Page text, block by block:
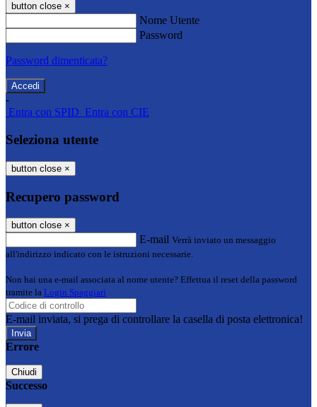
button close ×
Nome Utente
Password
Password dimenticata?
-
Entra con SPID Entra con CIE
Seleziona utente
button close ×
Recupero password
button close ×
E-mail Verrà inviato un messaggio
all'indirizzo indicato con le istruzioni necessarie.
Non hai una e-mail associata al nome utente? Effettua il reset della password
tramite la Login Spaggiari
E-mail inviata, si prega di controllare la casella di posta elettronica!
Errore
Chiudi
Successo